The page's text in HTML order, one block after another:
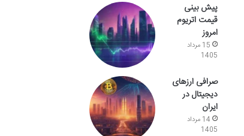
پیش بینی
قیمت اتریوم
امروز
15 مرداد
1405
صرافی ارزهای
دیجیتال در
ایران
14 مرداد
1405